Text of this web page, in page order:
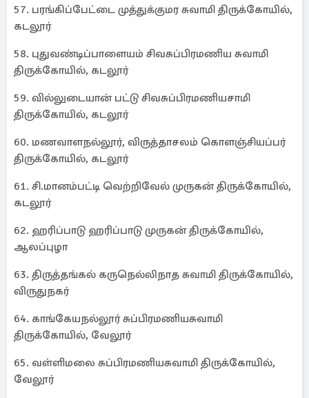
57. பரங்கிப்பேட்டை முத்துக்குமர சுவாமி திருக்கோயில்,
கடலூர்
58. புதுவண்டிப்பாளையம் சிவசுப்பிரமணிய சுவாமி
திருக்கோயில், கடலூர்
59. வில்லுடையான் பட்டு சிவசுப்பிரமணியசாமி
திருக்கோயில், கடலூர்
60. மணவாளநல்லூர், விருத்தாசலம் கொளஞ்சியப்பர்
திருக்கோயில், கடலூர்
61. சி.மானம்பட்டி வெற்றிவேல் முருகன் திருக்கோயில்,
கடலூர்
62. ஹரிப்பாடு ஹரிப்பாடு முருகன் திருக்கோயில்,
ஆலப்புழா
63. திருத்தங்கல் கருநெல்லிநாத சுவாமி திருக்கோயில்,
விருதுநகர்
64. காங்கேயநல்லூர் சுப்பிரமணியசுவாமி
திருக்கோயில், வேலூர்
65. வள்ளிமலை சுப்பிரமணியசுவாமி திருக்கோயில்,
வேலூர்